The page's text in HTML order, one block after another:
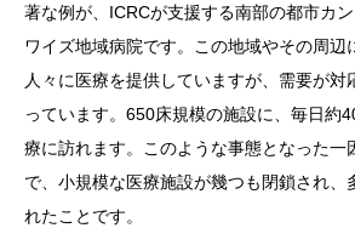
著な例が、ICRCが支援する南部の都市カ
ワイズ地域病院です。この地域やその周辺
人々に医療を提供していますが、需要が対
っています。650床規模の施設に、毎日約
療に訪れます。このような事態となった一
で、小規模な医療施設が幾つも閉鎖され、
れたことです。